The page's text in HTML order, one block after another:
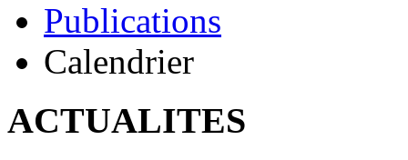
Publications
Calendrier
ACTUALITES